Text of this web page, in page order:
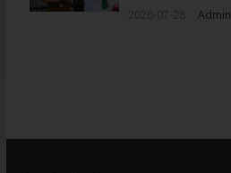
Admin